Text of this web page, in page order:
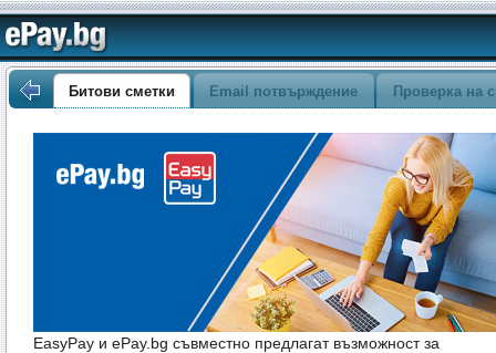
Битови сметки Email потвърждение Проверка на
EasyPay и ePay.bg съвместно предлагат възможност за